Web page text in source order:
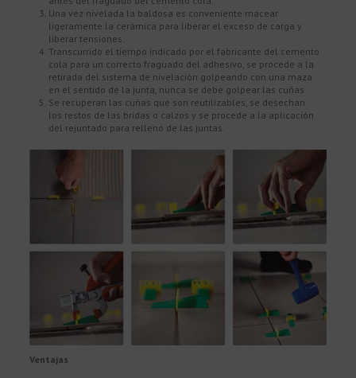
Una vez nivelada la baldosa es conveniente macear
ligeramente la cerámica para liberar el exceso de carga y
liberar tensiones.
Transcurrido el tiempo indicado por el fabricante del cemento
cola para un correcto fraguado del adhesivo, se procede a la
retirada del sistema de nivelación golpeando con una maza
en el sentido de la junta, nunca se debe golpear las cuñas.
Se recuperan las cuñas que son reutilizables, se desechan
los restos de las bridas o calzos y se procede a la aplicación
del rejuntado para relleno de las juntas.
Ventajas